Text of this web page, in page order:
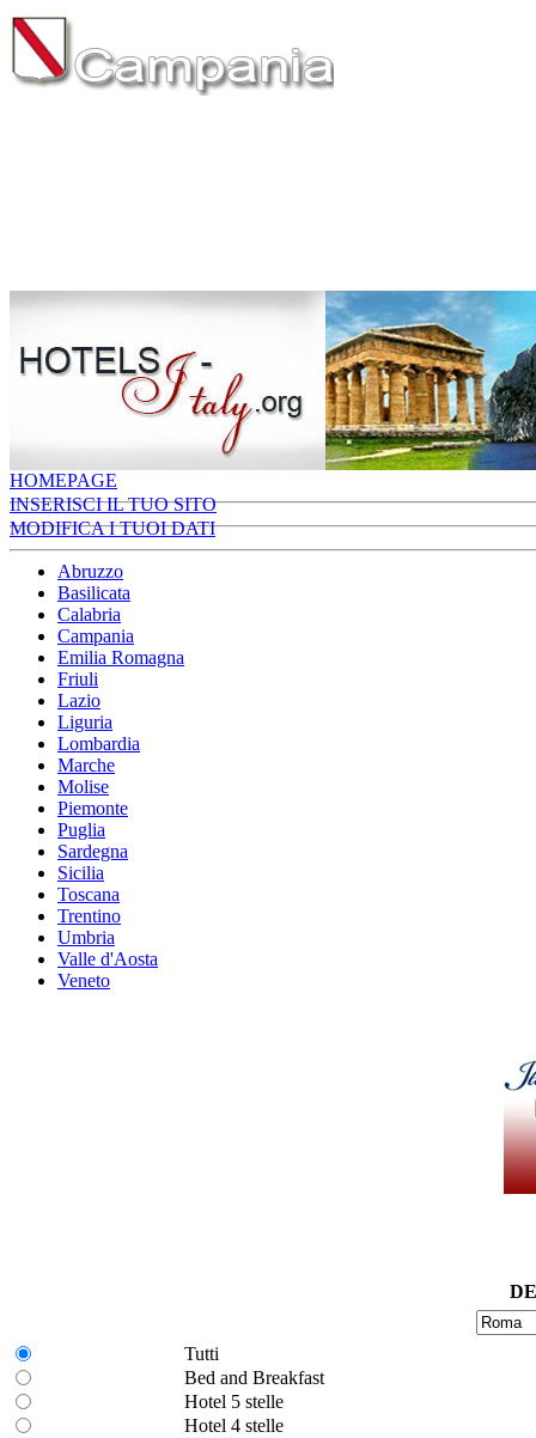
HOMEPAGE
INSERISCI IL TUO SITO
MODIFICA I TUOI DATI
Abruzzo
Basilicata
Calabria
Campania
Emilia Romagna
Friuli
Lazio
Liguria
Lombardia
Marche
Molise
Piemonte
Puglia
Sardegna
Sicilia
Toscana
Trentino
Umbria
Valle d'Aosta
Veneto
Tutti
Bed and Breakfast
Hotel 5 stelle
Hotel 4 stelle